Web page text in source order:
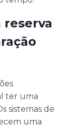
reserva
ter uma
sistemas de
uma